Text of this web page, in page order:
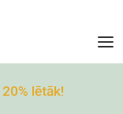
20% lētāk!